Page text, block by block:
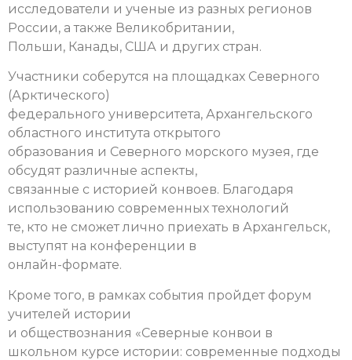
исследователи и ученые из разных регионов
России, а также Великобритании,
Польши, Канады, США и других стран.
Участники соберутся на площадках Северного
(Арктического)
федерального университета, Архангельского
областного института открытого
образования и Северного морского музея, где
обсудят различные аспекты,
связанные с историей конвоев. Благодаря
использованию современных технологий
те, кто не сможет лично приехать в Архангельск,
выступят на конференции в
онлайн-формате.
Кроме того, в рамках события пройдет форум
учителей истории
и обществознания «Северные конвои в
школьном курсе истории: современные подходы